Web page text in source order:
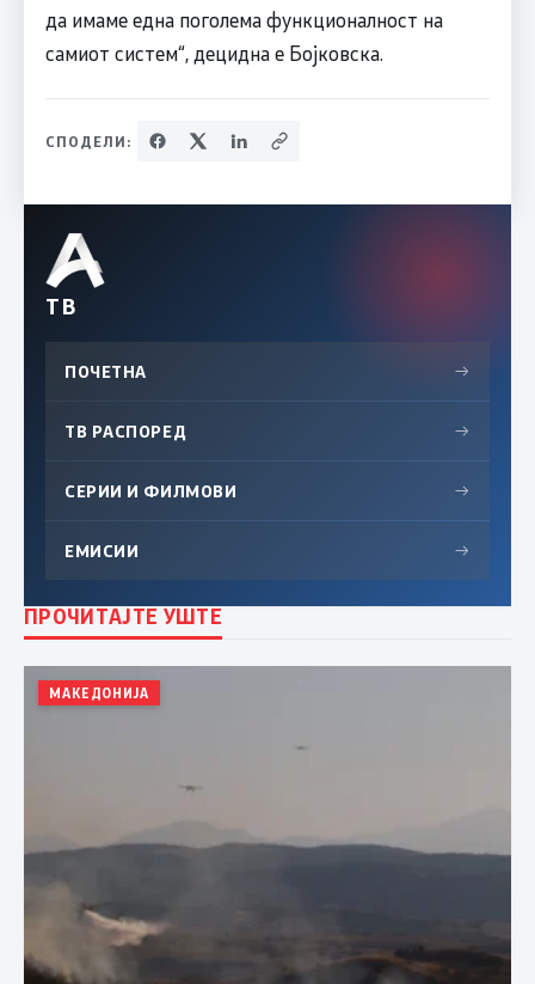
да имаме една поголема функционалност на
самиот систем“, децидна е Бојковска.
СПОДЕЛИ:
ТВ
ПОЧЕТНА →
ТВ РАСПОРЕД →
СЕРИИ И ФИЛМОВИ →
ЕМИСИИ →
ПРОЧИТАЈТЕ УШТЕ
МАКЕДОНИЈА